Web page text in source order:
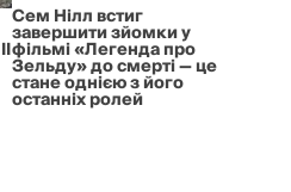
Сем Нілл встиг
завершити зйомки у
фільмі «Легенда про
Зельду» до смерті — це
стане однією з його
останніх ролей